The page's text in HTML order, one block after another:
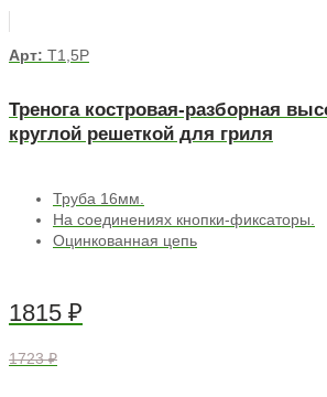
Арт: Т1,5Р
Тренога костровая-разборная
круглой решеткой для гриля
Труба 16мм.
На соединениях кнопки-фиксаторы.
Оцинкованная цепь
1815 ₽
1723 ₽